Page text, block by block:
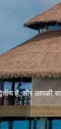
है, और आपकी